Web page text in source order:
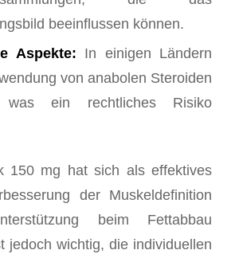
beeinflussen können.
Aspekte: In einigen Ländern
von anabolen Steroiden
was ein rechtliches Risiko
150 mg hat sich als effektives
der Muskeldefinition
beim Fettabbau
jedoch wichtig, die individuellen